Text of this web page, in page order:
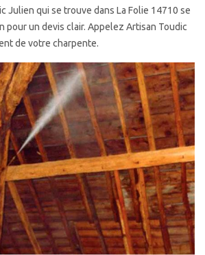
Julien qui se trouve dans La Folie 14710 se
pour un devis clair. Appelez Artisan Toudic
de votre charpente.